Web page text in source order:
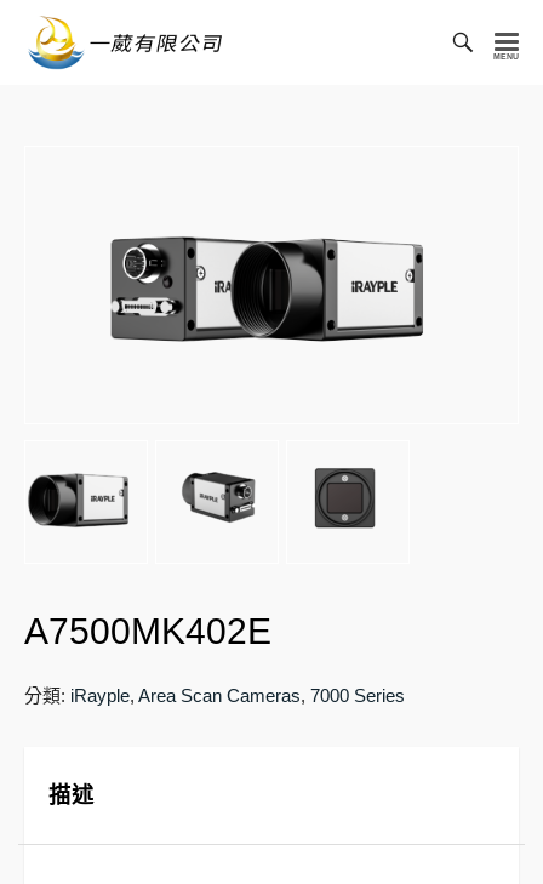
A7500MK402E
分類: iRayple, Area Scan Cameras, 7000 Series
描述